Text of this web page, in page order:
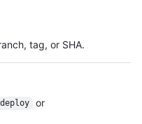
tag, or SHA.
deploy or